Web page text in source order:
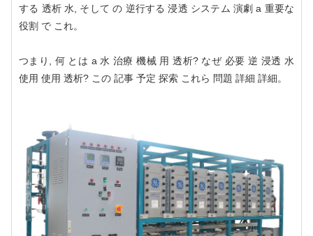
する 透析 水, そして の 逆行する 浸透 システム 演劇 a 重要な
役割 で これ。
つまり, 何 とは a 水 治療 機械 用 透析? なぜ 必要 逆 浸透 水
使用 使用 透析? この 記事 予定 探索 これら 問題 詳細 詳細。